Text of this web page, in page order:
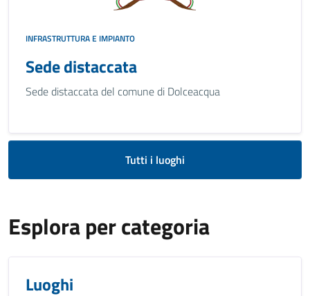
INFRASTRUTTURA E IMPIANTO
Sede distaccata
Sede distaccata del comune di Dolceacqua
Tutti i luoghi
Esplora per categoria
Luoghi